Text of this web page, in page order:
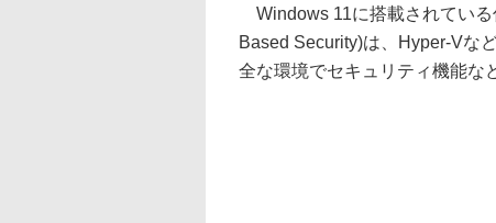
Windows 11に搭載されてい
Based Security)は、Hyper-Vな
全な環境でセキュリティ機能な